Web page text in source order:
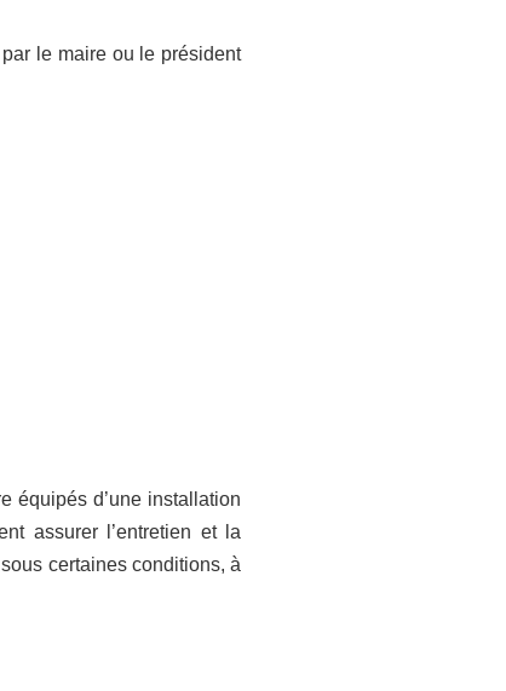
le maire ou le président
équipés d’une installation
assurer l’entretien et la
certaines conditions, à